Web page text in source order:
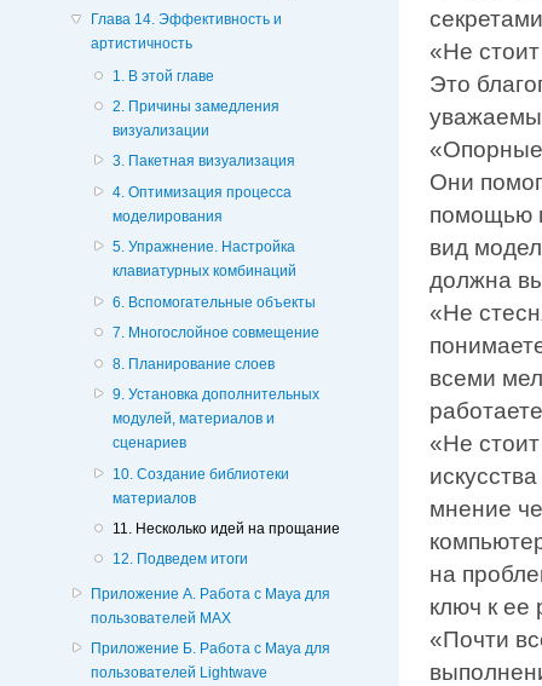
Глава 14. Эффективность и
артистичность
1. В этой главе
2. Причины замедления
визуализации
3. Пакетная визуализация
4. Оптимизация процесса
моделирования
5. Упражнение. Настройка
клавиатурных комбинаций
6. Вспомогательные объекты
7. Многослойное совмещение
8. Планирование слоев
9. Установка дополнительных
модулей, материалов и
сценариев
10. Создание библиотеки
материалов
11. Несколько идей на прощание
12. Подведем итоги
Приложение А. Работа с Maya для
пользователей МАХ
Приложение Б. Работа с Maya для
пользователей Lightwave
«Не
Это
Они
помощью
вид
должна
«Не
всеми
«Не
мнение
на
ключ к
«Почти